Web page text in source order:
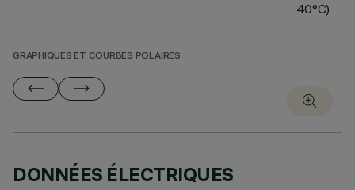
40°C)
GRAPHIQUES ET COURBES POLAIRES
DONNÉES ÉLECTRIQUES